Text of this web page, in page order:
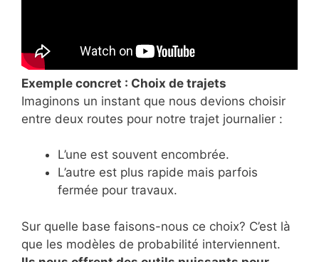
Exemple concret : Choix de trajets
Imaginons un instant que nous devions choisir
entre deux routes pour notre trajet journalier :
L’une est souvent encombrée.
L’autre est plus rapide mais parfois
fermée pour travaux.
Sur quelle base faisons-nous ce choix? C’est là
que les modèles de probabilité interviennent.